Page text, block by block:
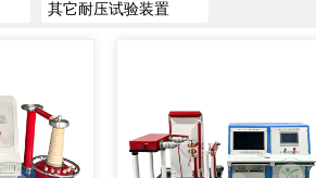
其它耐压试验装置